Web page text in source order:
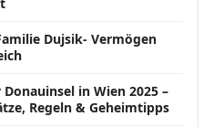
Dujsik- Vermögen
in Wien 2025 –
Regeln & Geheimtipps